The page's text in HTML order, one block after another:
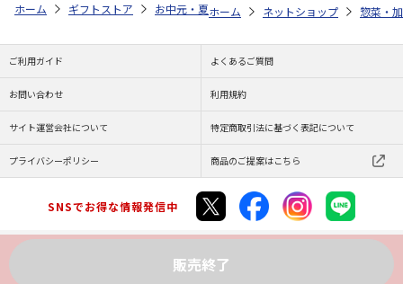
販売終了
ホーム ギフトストア お中元・夏ギフト特集 2026 ゆうゆうギフト
ホーム ネットショップ 惣菜・
ご利用ガイド よくあるご質問
お問い合わせ 利用規約
サイト運営会社について 特定商取引法に基づく表記について
プライバシーポリシー 商品のご提案はこちら
SNSでお得な情報発信中